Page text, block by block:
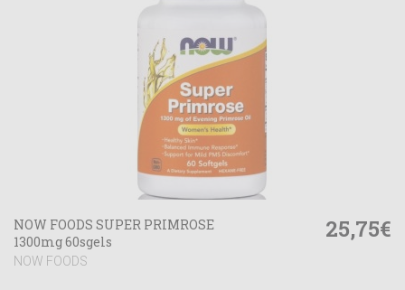
NOW FOODS SUPER PRIMROSE
1300mg 60sgels
NOW FOODS
25,75€